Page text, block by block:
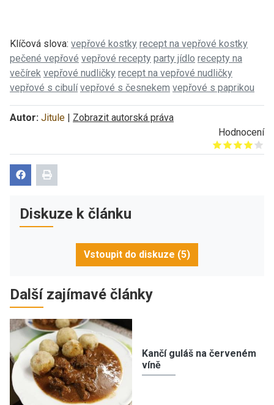
Klíčová slova: vepřové kostky recept na vepřové kostky
pečené vepřové vepřové recepty party jídlo recepty na
večírek vepřové nudličky recept na vepřové nudličky
vepřové s cibulí vepřové s česnekem vepřové s paprikou
Autor: Jitule | Zobrazit autorská práva
Hodnocení
Give it 1/5
Give it 2/5
Give it 3/5
Give it 4/5
Give it 5/5
Diskuze k článku
Vstoupit do diskuze (5)
Další zajímavé články
Kančí guláš na červeném
víně